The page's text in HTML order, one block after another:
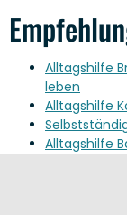
Alltagshilfe
leben
Alltagshilfe
Alltagshilfe